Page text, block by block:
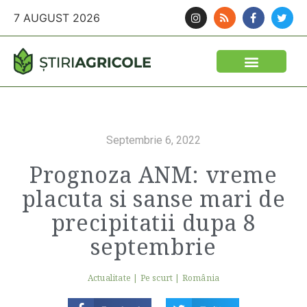
7 AUGUST 2026
Septembrie 6, 2022
Prognoza ANM: vreme
placuta si sanse mari de
precipitatii dupa 8
septembrie
Actualitate | Pe scurt | România